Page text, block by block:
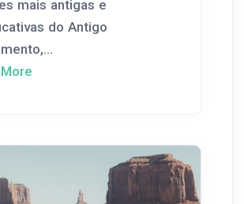
mais antigas e
do Antigo